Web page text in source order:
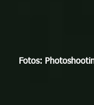
Fotos: